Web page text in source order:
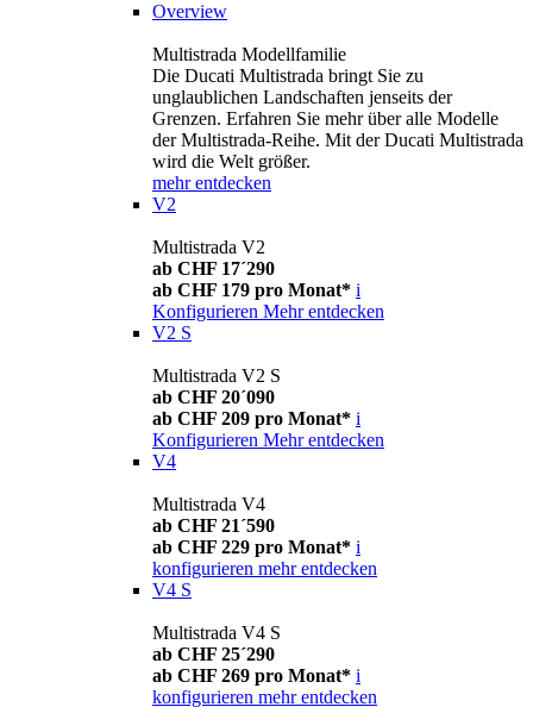
Overview
Multistrada Modellfamilie
Die Ducati Multistrada bringt Sie zu
unglaublichen Landschaften jenseits der
Grenzen. Erfahren Sie mehr über alle Modelle
der Multistrada-Reihe. Mit der Ducati Multistrada
wird die Welt größer.
mehr entdecken
V2
Multistrada V2
ab CHF 17´290
ab CHF 179 pro Monat* i
Konfigurieren Mehr entdecken
V2 S
Multistrada V2 S
ab CHF 20´090
ab CHF 209 pro Monat* i
Konfigurieren Mehr entdecken
V4
Multistrada V4
ab CHF 21´590
ab CHF 229 pro Monat* i
konfigurieren mehr entdecken
V4 S
Multistrada V4 S
ab CHF 25´290
ab CHF 269 pro Monat* i
konfigurieren mehr entdecken